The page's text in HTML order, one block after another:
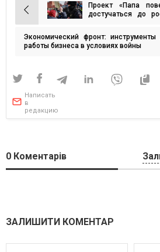
Навигация
по
записям
Проект «Папа
достучаться до
Экономический фронт: инструменты
работы бизнеса в условиях войны
Написать
в
редакцию
0 Коментарів
ЗАЛИШИТИ КОМЕНТАР